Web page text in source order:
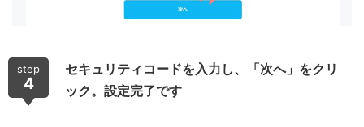
step
4
セキュリティコードを入力し、「次へ」をクリ
ック。設定完了です